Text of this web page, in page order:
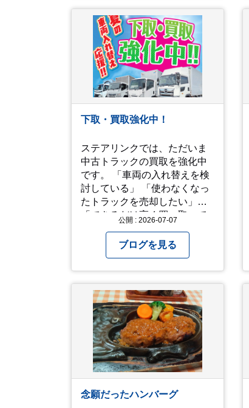
ひ教えてください＾＾ 暑さを
乗り越えましょう！！！
下取・買取強化中！
ステアリンクでは、ただいま
中古トラックの買取を強化中
です。 「車両の入れ替えを検
討している」 「使わなくなっ
たトラックを売却したい」
「できるだけ高く買い取って
ひ一度ご相談ください。 高年
式車はもちろん、走行距離が
多い車両も積極的に査定して
います。全国のお客様から多
くのお問い合わせをいただい
ており、豊富な販売ネットワ
ークを活かした高価買取が可
能です。
公開 : 2026-07-07
ブログを見る
念願だったハンバーグ